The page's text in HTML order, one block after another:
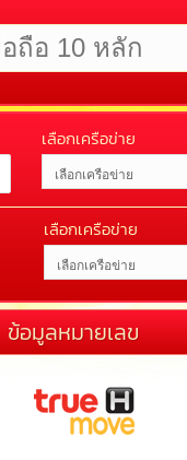
เลือกเครือข่าย
เลือกเครือข่าย
ข้อมูลหมายเลข